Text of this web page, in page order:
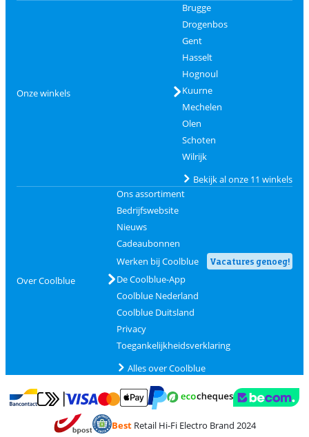
Onze winkels
Brugge
Drogenbos
Gent
Hasselt
Hognoul
Kuurne
Mechelen
Olen
Schoten
Wilrijk
Bekijk al onze 11 winkels
Over Coolblue
Ons assortiment
Bedrijfswebsite
Nieuws
Cadeaubonnen
Werken bij Coolblue
Vacatures genoeg!
De Coolblue-App
Coolblue Nederland
Coolblue Duitsland
Privacy
Toegankelijkheidsverklaring
Alles over Coolblue
Betalen met Bancontact
Betalen met MasterCard en Visa via ClickToPay
BestRetail Hi-Fi Electro Brand 2024